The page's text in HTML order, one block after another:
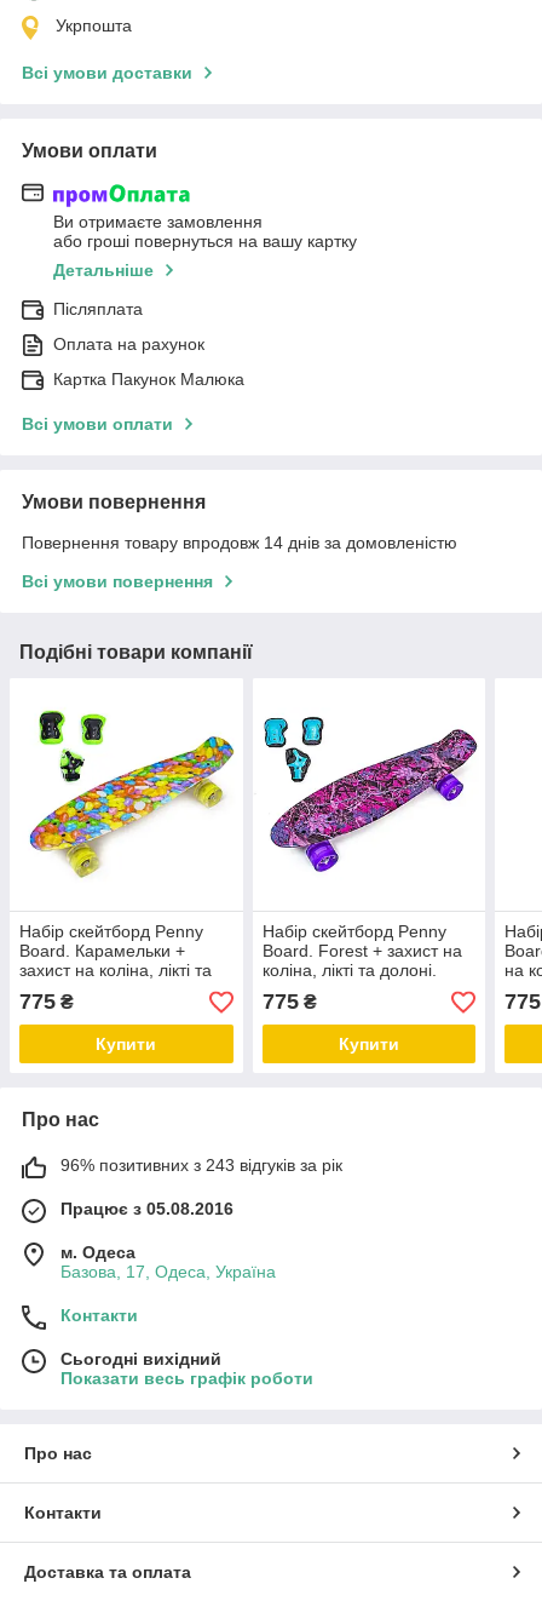
Укрпошта
Всі умови доставки
Умови оплати
Ви отримаєте замовлення
або гроші повернуться на вашу картку
Детальніше
Післяплата
Оплата на рахунок
Картка Пакунок Малюка
Всі умови оплати
Умови повернення
Повернення товару впродовж 14 днів за домовленістю
Всі умови повернення
Подібні товари компанії
Набір скейтборд Penny
Board. Карамельки +
захист на коліна, лікті та
долоні. Колеса світяться
під час катання!
775 ₴
Купити
Набір скейтборд Penny
Board. Forest + захист на
коліна, лікті та долоні.
Колеса світяться під час
катання!
775₴
Купити
на
775
Про нас
96% позитивних з 243 відгуків за рік
Працює з 05.08.2016
м. Одеса
Базова, 17, Одеса, Україна
Контакти
Сьогодні вихідний
Показати весь графік роботи
Про нас
Контакти
Доставка та оплата